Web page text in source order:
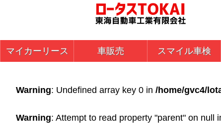
マイカーリース 車販売 スマイル車検
Warning: Undefined array key 0 in /home/gvc4/
Warning: Attempt to read property "parent" on null